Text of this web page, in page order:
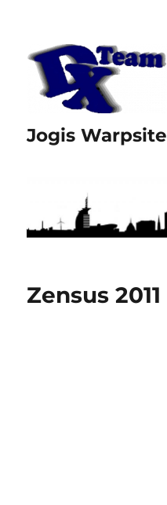
Jogis Warpsite
Zensus 2011